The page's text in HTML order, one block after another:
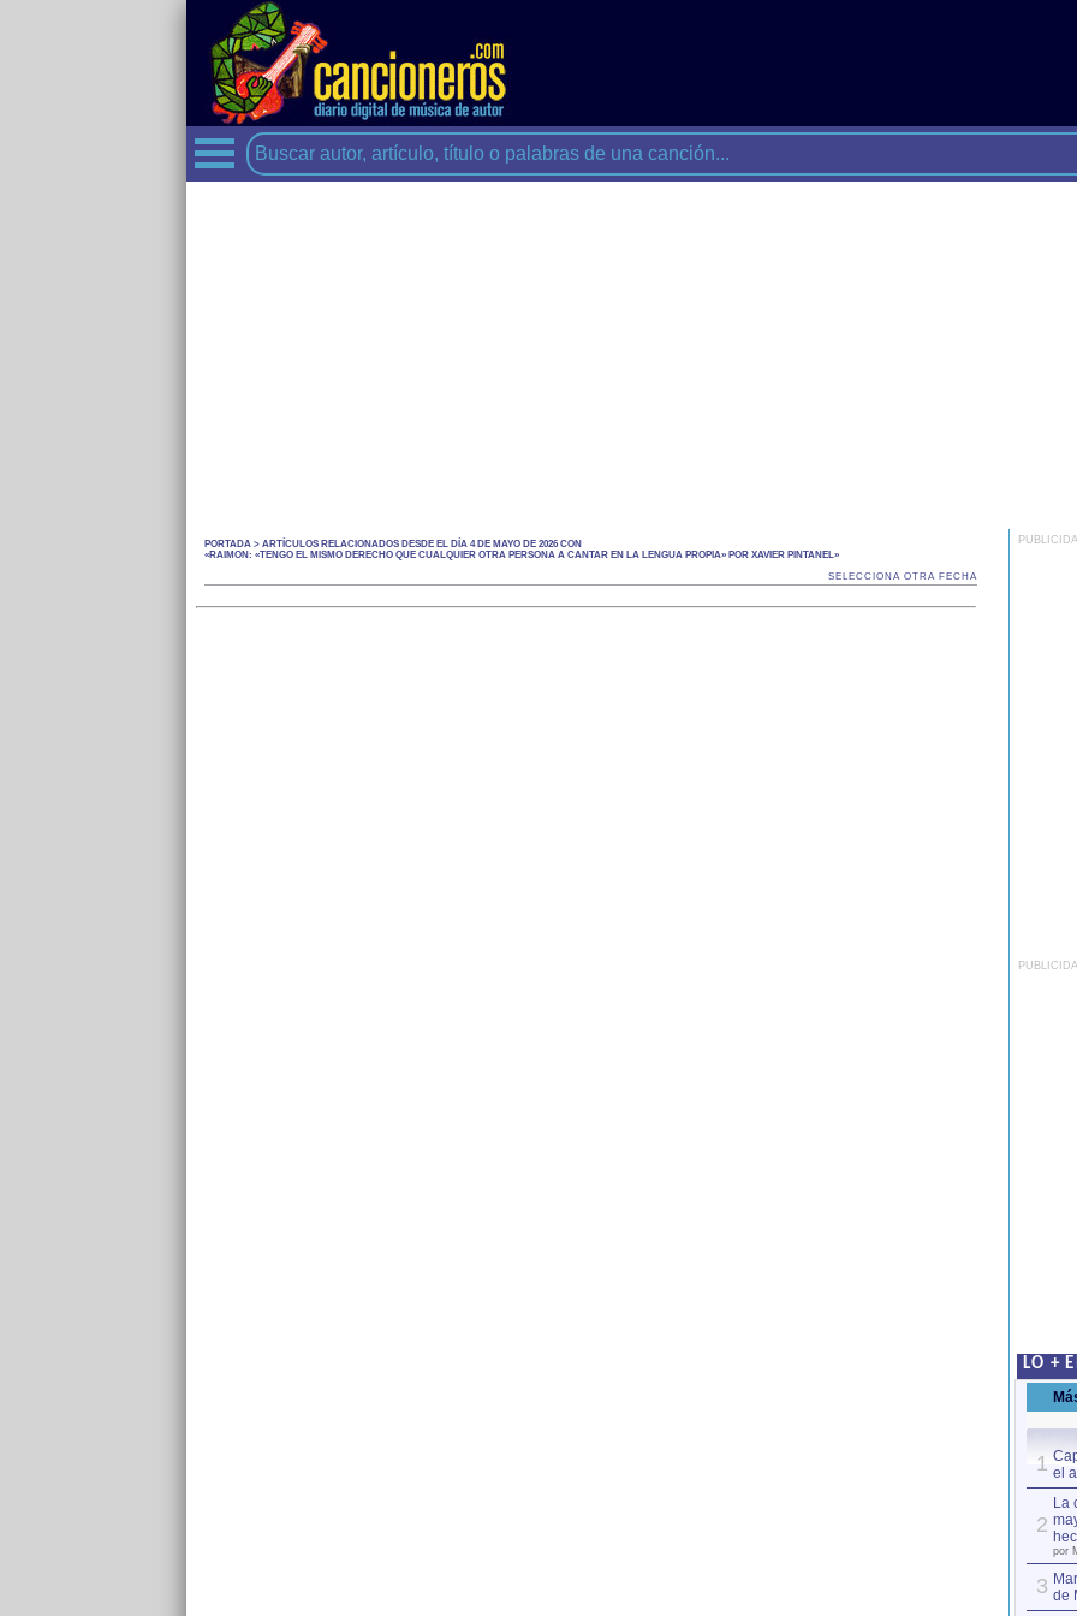
PORTADA > ARTÍCULOS RELACIONADOS DESDE EL DÍA 4 DE MAYO DE 2026 CON
«RAIMON: «TENGO EL MISMO DERECHO QUE CUALQUIER OTRA PERSONA A CANTAR EN LA LENGUA PROPIA» POR XAVIER PINTANEL»
SELECCIONA OTRA FECHA
LO +
1 el
2
La
por
3 de